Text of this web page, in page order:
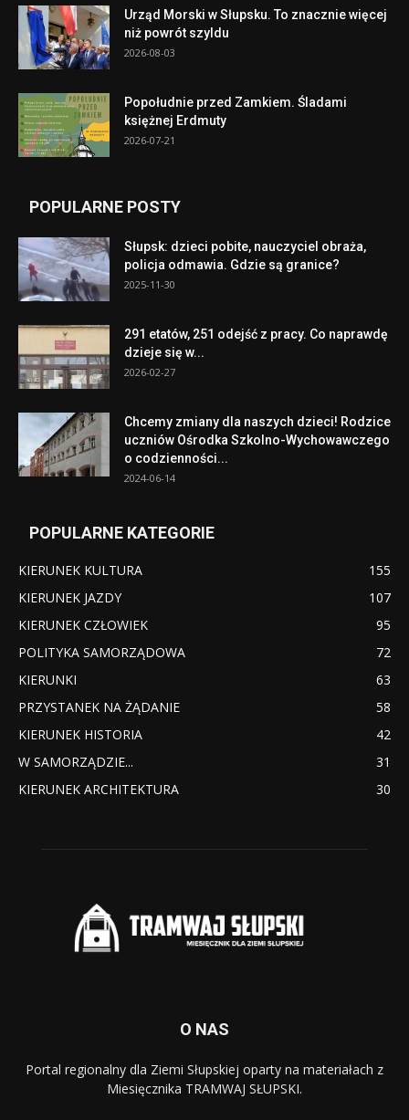
Urząd Morski w Słupsku. To znacznie więcej
niż powrót szyldu
2026-08-03
Popołudnie przed Zamkiem. Śladami
księżnej Erdmuty
2026-07-21
POPULARNE POSTY
Słupsk: dzieci pobite, nauczyciel obraża,
policja odmawia. Gdzie są granice?
2025-11-30
291 etatów, 251 odejść z pracy. Co naprawdę
dzieje się w...
2026-02-27
Chcemy zmiany dla naszych dzieci! Rodzice
uczniów Ośrodka Szkolno-Wychowawczego
o codzienności...
2024-06-14
POPULARNE KATEGORIE
KIERUNEK KULTURA
155
KIERUNEK JAZDY
107
KIERUNEK CZŁOWIEK
95
POLITYKA SAMORZĄDOWA
72
KIERUNKI
63
PRZYSTANEK NA ŻĄDANIE
58
KIERUNEK HISTORIA
42
W SAMORZĄDZIE...
31
KIERUNEK ARCHITEKTURA
30
O NAS
Portal regionalny dla Ziemi Słupskiej oparty na materiałach z
Miesięcznika TRAMWAJ SŁUPSKI.